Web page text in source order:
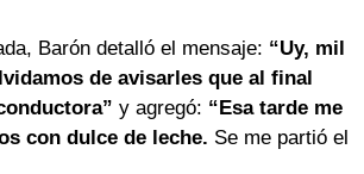
Barón detalló el mensaje: “Uy, mil
de avisarles que al final
y agregó: “Esa tarde me
con dulce de leche. Se me partió el